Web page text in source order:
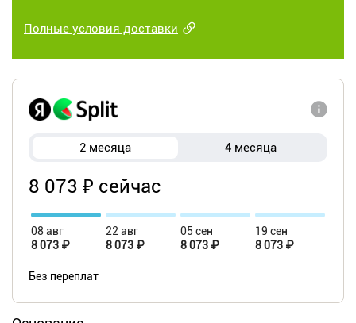
Полные условия доставки
2 месяца 4 месяца
8 073 ₽ сейчас
08 авг
8 073 ₽
22 авг
8 073 ₽
05 сен
8 073 ₽
19 сен
8 073 ₽
Без переплат